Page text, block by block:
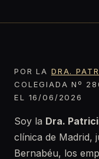
POR LA DRA.
COLEGIADA Nº
EL 16/06/2026
Soy la Dra.
clínica de Madrid,
Bernabéu, los